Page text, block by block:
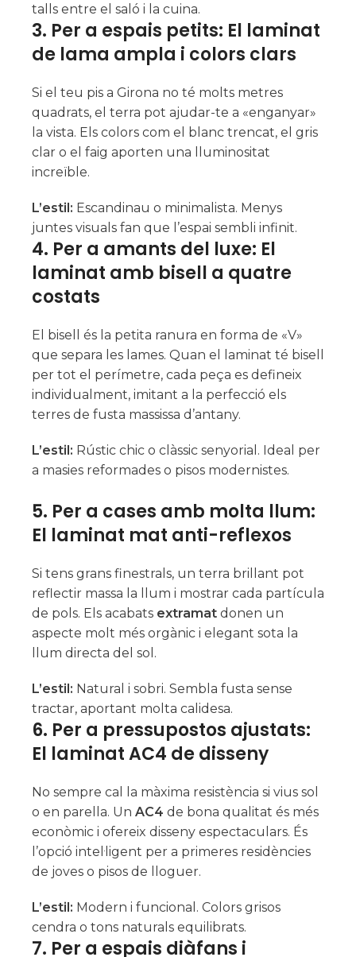
talls entre el saló i la cuina.
3. Per a espais petits: El laminat
de lama ampla i colors clars
Si el teu pis a Girona no té molts metres
quadrats, el terra pot ajudar-te a «enganyar»
la vista. Els colors com el blanc trencat, el gris
clar o el faig aporten una lluminositat
increïble.
L’estil: Escandinau o minimalista. Menys
juntes visuals fan que l’espai sembli infinit.
4. Per a amants del luxe: El
laminat amb bisell a quatre
costats
El bisell és la petita ranura en forma de «V»
que separa les lames. Quan el laminat té bisell
per tot el perímetre, cada peça es defineix
individualment, imitant a la perfecció els
terres de fusta massissa d’antany.
L’estil: Rústic chic o clàssic senyorial. Ideal per
a masies reformades o pisos modernistes.
5. Per a cases amb molta llum:
El laminat mat anti-reflexos
Si tens grans finestrals, un terra brillant pot
reflectir massa la llum i mostrar cada partícula
de pols. Els acabats extramat donen un
aspecte molt més orgànic i elegant sota la
llum directa del sol.
L’estil: Natural i sobri. Sembla fusta sense
tractar, aportant molta calidesa.
6. Per a pressupostos ajustats:
El laminat AC4 de disseny
No sempre cal la màxima resistència si vius sol
o en parella. Un AC4 de bona qualitat és més
econòmic i ofereix disseny espectaculars. És
l’opció intel·ligent per a primeres residències
de joves o pisos de lloguer.
L’estil: Modern i funcional. Colors grisos
cendra o tons naturals equilibrats.
7. Per a espais diàfans i